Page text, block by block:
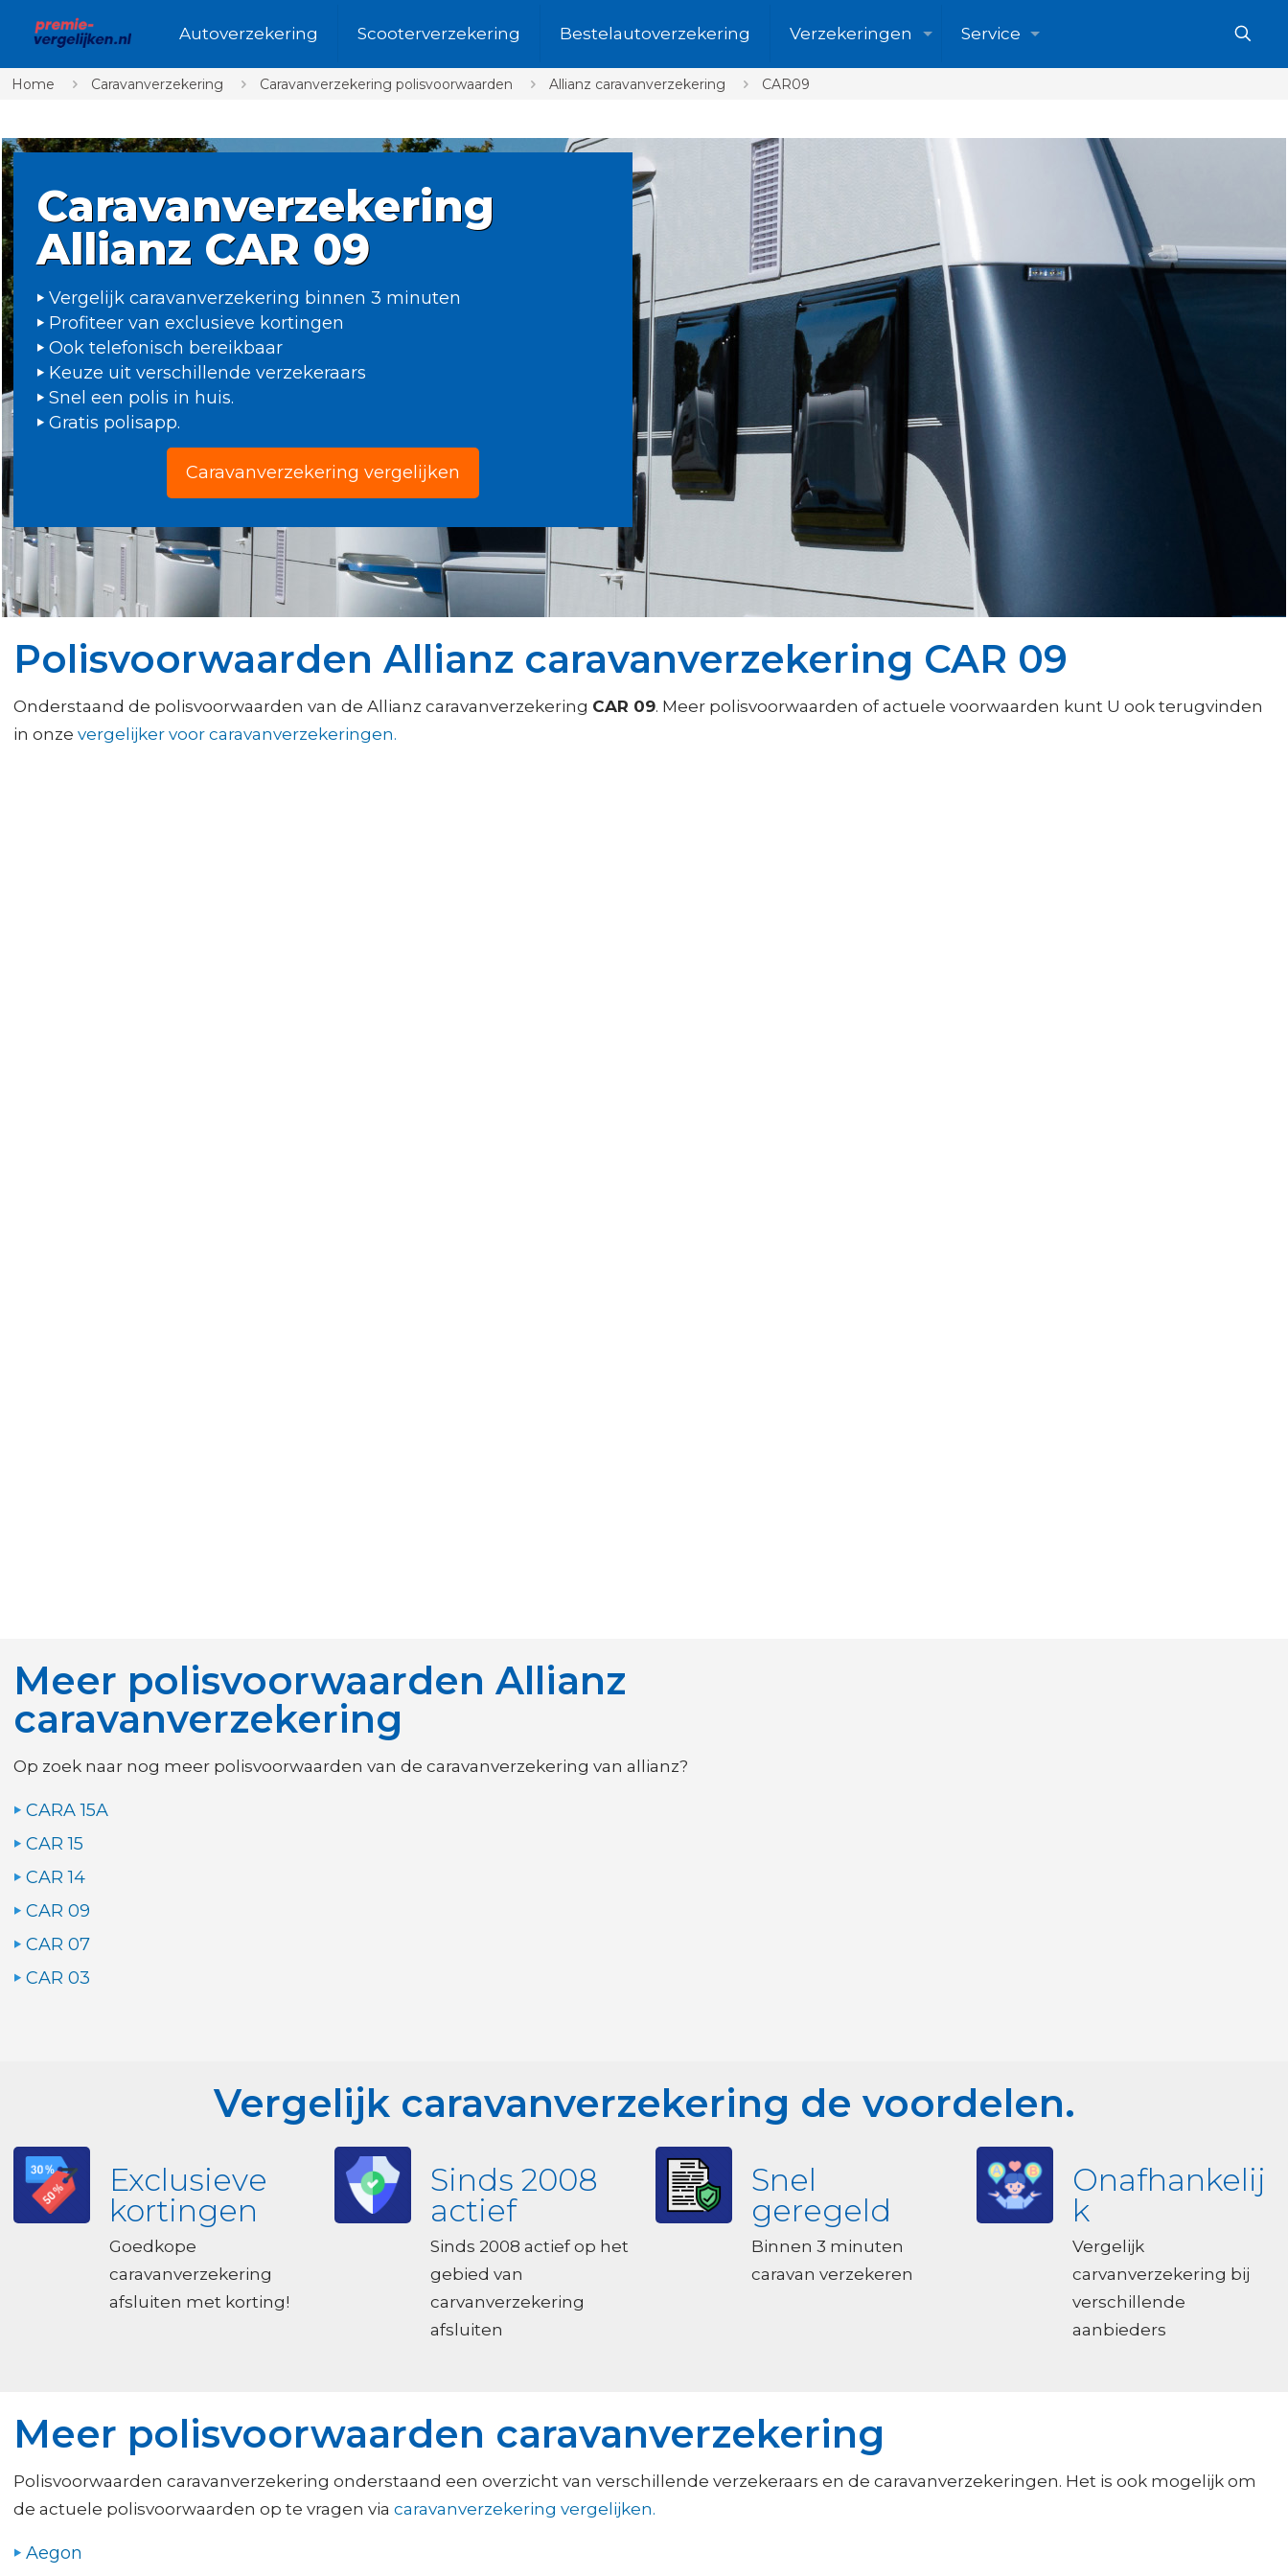
Autoverzekering Scooterverzekering Bestelautoverzekering Verzekeringen Service
Home Caravanverzekering Caravanverzekering polisvoorwaarden Allianz caravanverzekering CAR09
Caravanverzekering
Allianz CAR 09
Vergelijk caravanverzekering binnen 3 minuten
Profiteer van exclusieve kortingen
Ook telefonisch bereikbaar
Keuze uit verschillende verzekeraars
Snel een polis in huis.
Gratis polisapp.
Caravanverzekering vergelijken
Polisvoorwaarden Allianz caravanverzekering CAR 09
Onderstaand de polisvoorwaarden van de Allianz caravanverzekering CAR 09. Meer polisvoorwaarden of actuele voorwaarden kunt U ook terugvinden
in onze vergelijker voor caravanverzekeringen.
Meer polisvoorwaarden Allianz
caravanverzekering
Op zoek naar nog meer polisvoorwaarden van de caravanverzekering van allianz?
CARA 15A
CAR 15
CAR 14
CAR 09
CAR 07
CAR 03
Vergelijk caravanverzekering de voordelen.
Exclusieve
kortingen
Goedkope
caravanverzekering
afsluiten met korting!
Sinds 2008
actief
Sinds 2008 actief op het
gebied van
carvanverzekering
afsluiten
Snel
geregeld
Binnen 3 minuten
caravan verzekeren
Onafhankelij
k
Vergelijk
carvanverzekering bij
verschillende
aanbieders
Meer polisvoorwaarden caravanverzekering
Polisvoorwaarden caravanverzekering onderstaand een overzicht van verschillende verzekeraars en de caravanverzekeringen. Het is ook mogelijk om
de actuele polisvoorwaarden op te vragen via caravanverzekering vergelijken.
Aegon